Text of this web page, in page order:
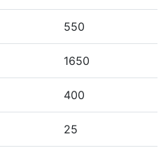
550
1650
400
25